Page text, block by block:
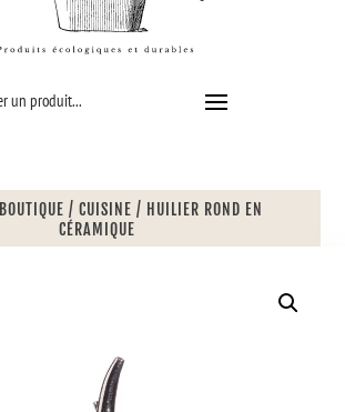
BOUTIQUE / CUISINE / HUILIER ROND EN
CÉRAMIQUE